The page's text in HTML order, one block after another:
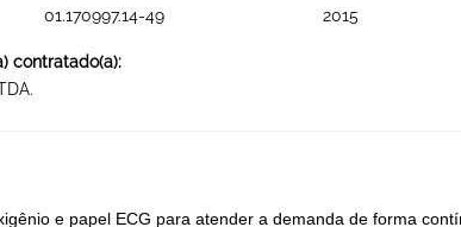
01.170997.14-49
2015
contratado(a):
e papel ECG para atender a demanda de forma